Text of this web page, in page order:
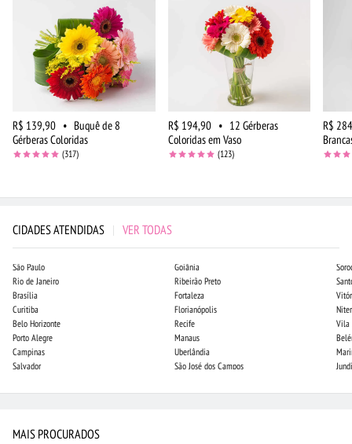
R$ 139,90 • Buquê de 8
Gérberas Coloridas
(317)
R$ 194,90 • 12 Gérberas
Coloridas em Vaso
(123)
R$
CIDADES ATENDIDAS | VER TODAS
São Paulo
Rio de Janeiro
Brasília
Curitiba
Belo Horizonte
Porto Alegre
Campinas
Salvador
Goiânia
Ribeirão Preto
Fortaleza
Florianópolis
Recife
Manaus
Uberlândia
São José dos Campos
Vila
MAIS PROCURADOS